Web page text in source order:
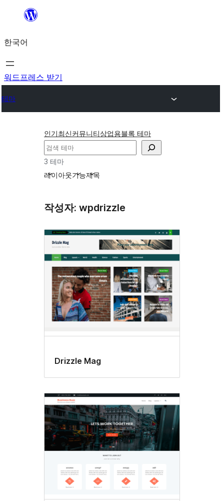
츠
로
바
가
한국어
워드프레스 받기
테마
인기최신커뮤니티상업용블록 테마
검
색
3 테마
레이아웃기능제목
작성자: wpdrizzle
Drizzle Mag